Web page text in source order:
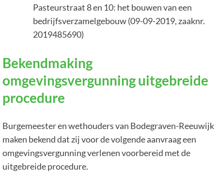
Pasteurstraat 8 en 10: het bouwen van een
bedrijfsverzamelgebouw (09-09-2019, zaaknr.
2019485690)
Bekendmaking
omgevingsvergunning uitgebreide
procedure
Burgemeester en wethouders van Bodegraven-Reeuwijk
maken bekend dat zij voor de volgende aanvraag een
omgevingsvergunning verlenen voorbereid met de
uitgebreide procedure.